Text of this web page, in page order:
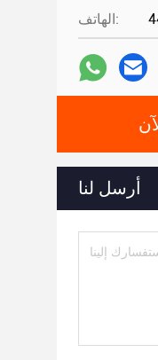
الهاتف:
أرسل لنا